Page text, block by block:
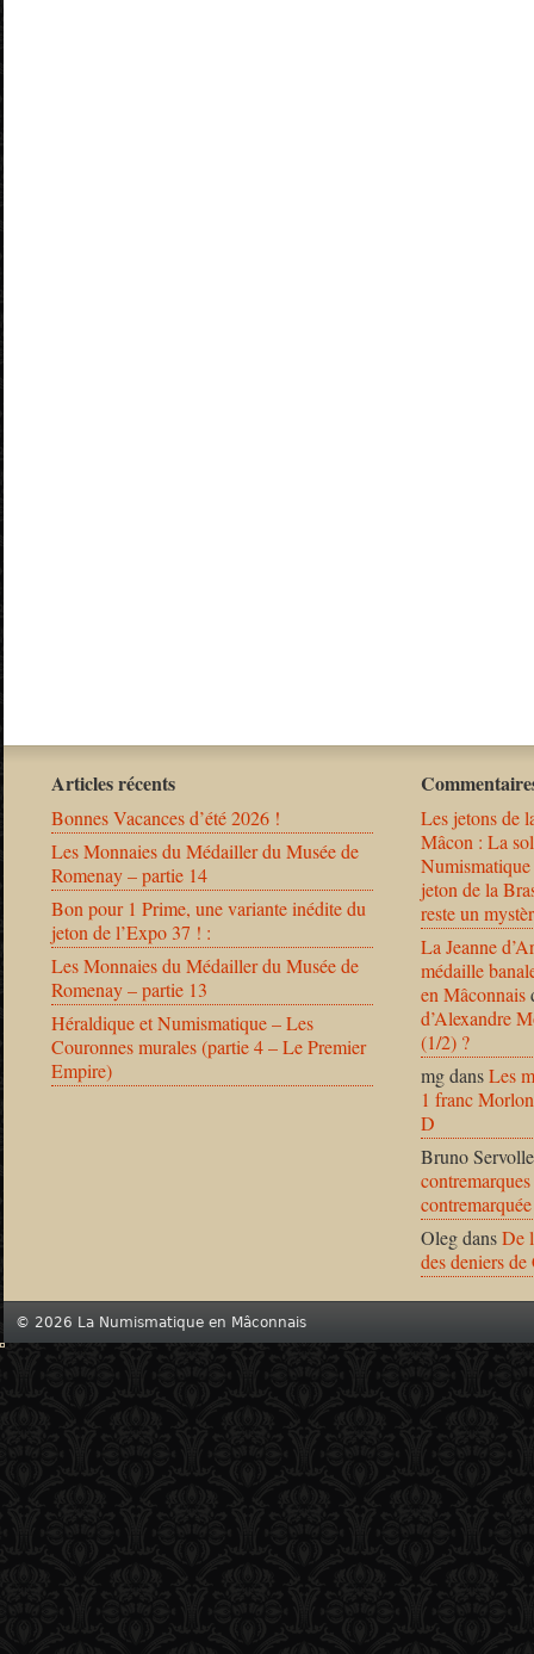
Articles récents
Bonnes Vacances d’été 2026 !
Les Monnaies du Médailler du Musée de
Romenay – partie 14
Bon pour 1 Prime, une variante inédite du
jeton de l’Expo 37 ! :
Les Monnaies du Médailler du Musée de
Romenay – partie 13
Héraldique et Numismatique – Les
Couronnes murales (partie 4 – Le Premier
Empire)
Les jetons de
Mâcon : La
jeton de la
reste un
La Jeanne
médaille
en Mâconnais
d’Alexandre
(1/2) ?
mgdansLes
1 franc
D
Bruno Servolle
OlegdansDe
des deniers
© 2026 La Numismatique en Mâconnais